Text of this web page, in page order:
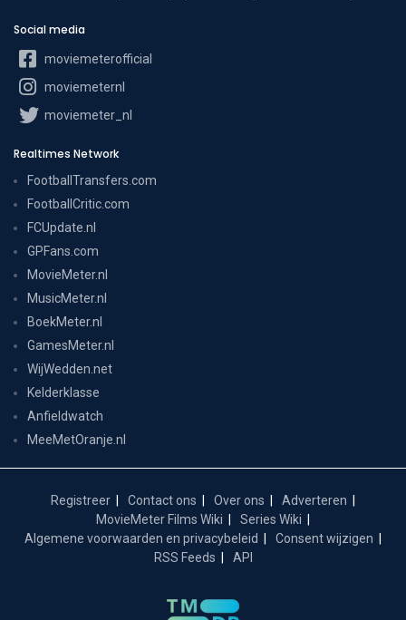
Social media
moviemeterofficial
moviemeternl
moviemeter_nl
Realtimes Network
FootballTransfers.com
FootballCritic.com
FCUpdate.nl
GPFans.com
MovieMeter.nl
MusicMeter.nl
BoekMeter.nl
GamesMeter.nl
WijWedden.net
Kelderklasse
Anfieldwatch
MeeMetOranje.nl
Registreer Contact ons Over ons
Adverteren
MovieMeter Films Wiki
Series Wiki
Algemene voorwaarden en privacybeleid
Consent wijzigen
RSS Feeds
API